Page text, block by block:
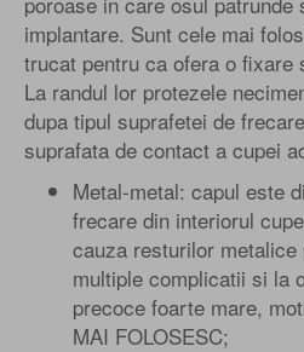
implantare. Sunt cele mai
trucat pentru ca ofera o fixare
La randul lor protezele
dupa tipul suprafetei de
suprafata de contact a cupei
Metal-metal: capul este
frecare din interiorul
cauza resturilor
multiple complicatii si la
precoce foarte mare,
MAI FOLOSESC;